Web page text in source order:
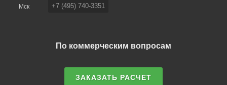
Мск
+7 (495) 740-3351
По коммерческим вопросам
ЗАКАЗАТЬ РАСЧЕТ